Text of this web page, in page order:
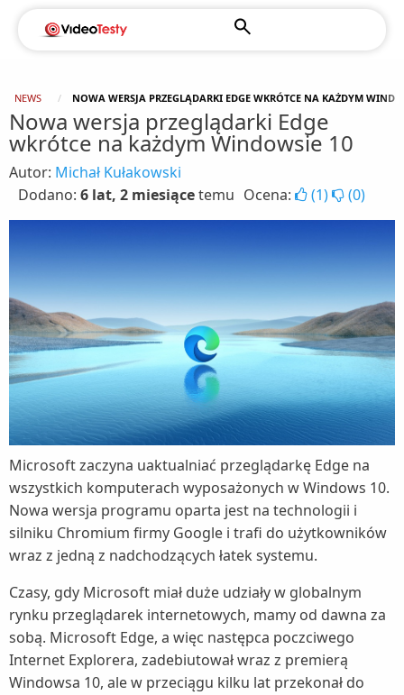
NEWS NOWA WERSJA PRZEGLĄDARKI EDGE WKRÓTCE NA KAŻDYM
Nowa wersja przeglądarki Edge
wkrótce na każdym Windowsie 10
Autor: Michał Kułakowski
Dodano: 6 lat, 2 miesiącetemu Ocena: (1) (0)
Microsoft zaczyna uaktualniać przeglądarkę Edge na
wszystkich komputerach wyposażonych w Windows 10.
Nowa wersja programu oparta jest na technologii i
silniku Chromium firmy Google i trafi do użytkowników
wraz z jedną z nadchodzących łatek systemu.
Czasy, gdy Microsoft miał duże udziały w globalnym
rynku przeglądarek internetowych, mamy od dawna za
sobą. Microsoft Edge, a więc następca poczciwego
Internet Explorera, zadebiutował wraz z premierą
Windowsa 10, ale w przeciągu kilku lat przekonał do